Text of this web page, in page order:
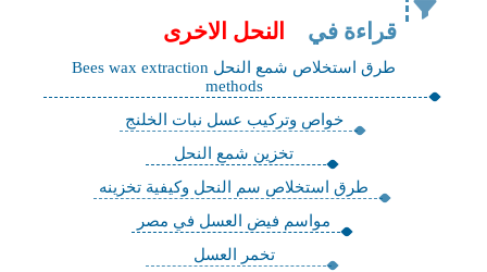
قراءة في
النحل الاخرى
طرق استخلاص شمع النحل Bees wax extraction
methods
خواص وتركيب عسل نبات الخلنج
تخزين شمع النحل
طرق استخلاص سم النحل وكيفية تخزينه
مواسم فيض العسل في مصر
تخمر العسل